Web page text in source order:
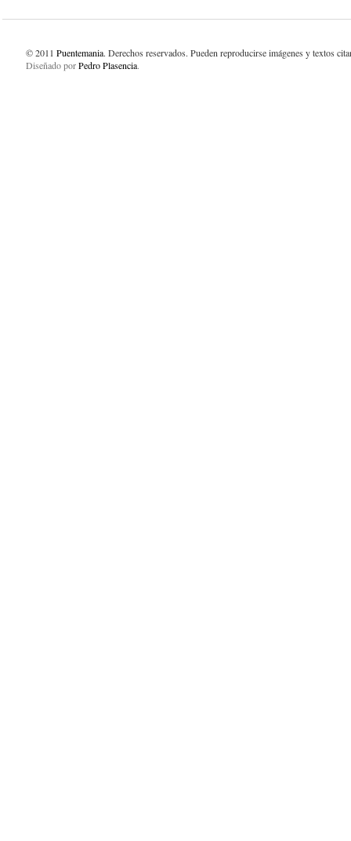
© 2011 Puentemania. Derechos reservados. Pueden reproducirse imágenes y textos
Diseñado porPedro Plasencia.